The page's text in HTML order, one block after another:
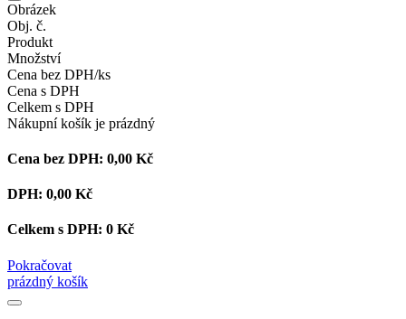
Obrázek
Obj. č.
Produkt
Množství
Cena bez DPH/ks
Cena s DPH
Celkem s DPH
Nákupní košík je prázdný
Cena bez DPH: 0,00 Kč
DPH: 0,00 Kč
Celkem s DPH: 0 Kč
Pokračovat
prázdný košík